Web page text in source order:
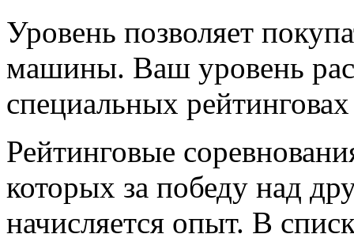
Уровень позволяет
машины. Ваш уровень
специальных
Рейтинговые
которых за победу над
начисляется опыт. В